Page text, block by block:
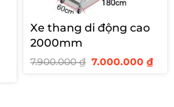
Xe thang di động cao
2000mm
7.900.000₫ Giá
gốc
7.000.000₫Giá